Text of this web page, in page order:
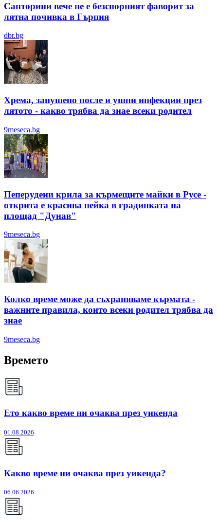
Санторини вече не е безспорният фаворит за
лятна почивка в Гърция
dbr.bg
Хрема, запушено носле и ушни инфекции през
лятотo - какво трябва да знае всеки родител
9meseca.bg
Пеперудени крила за кърмещите майки в Русе -
открита е красива пейка в градинката на
площад "Дунав"
9meseca.bg
Колко време може да съхраняваме кърмата -
важните правила, които всеки родител трябва да
знае
9meseca.bg
Времето
Ето какво време ни очаква през уикенда
01.08.2026
Какво време ни очаква през уикенда?
06.06.2026